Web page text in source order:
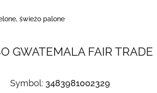
świeżo palone
GWATEMALA FAIR
Symbol: 3483981002329